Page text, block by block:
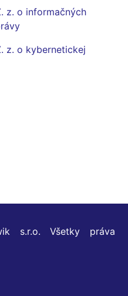
z. o informačných
z. o kybernetickej
s.r.o. Všetky práva